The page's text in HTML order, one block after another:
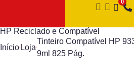
HP Reciclado e Compatível
Início Loja
Tinteiro Compatível HP
9ml 825 Pág.